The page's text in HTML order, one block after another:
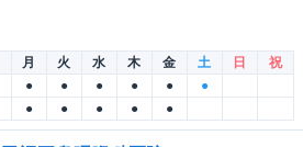
月 火 水 木 金 土 日
祝
● ● ● ● ●
●
● ● ● ● ●